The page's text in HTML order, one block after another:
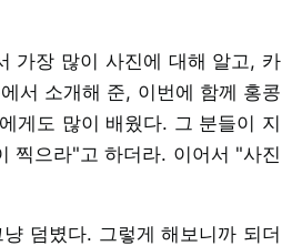
가장 많이 사진에 대해 알고, 카
서 소개해 준, 이번에 함께 홍콩
게도 많이 배웠다. 그 분들이 지
찍으라"고 하더라. 이어서 "사진
덤볐다. 그렇게 해보니까 되더